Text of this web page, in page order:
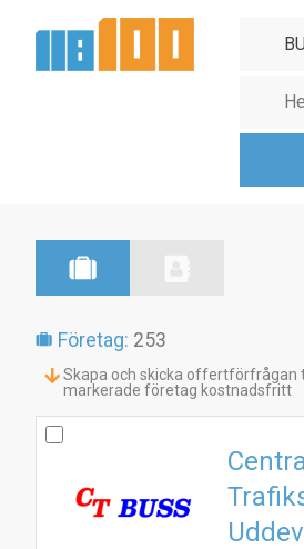
Företag: 253
Skapa och skicka offertförfrågan
markerade företag kostnadsfritt